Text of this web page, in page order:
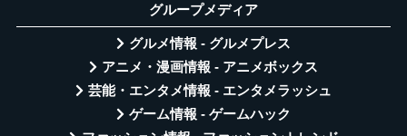
グループメディア
グルメ情報 - グルメプレス
アニメ・漫画情報 - アニメボックス
芸能・エンタメ情報 - エンタメラッシュ
ゲーム情報 - ゲームハック